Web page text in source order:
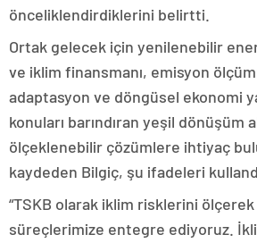
önceliklendirdiklerini belirtti.
Ortak gelecek için yenilenebilir
ve iklim finansmanı, emisyon
adaptasyon ve döngüsel ekonomi
konuları barındıran yeşil dönüşüm
ölçeklenebilir çözümlere ihtiyaç
kaydeden Bilgiç, şu ifadeleri
“TSKB olarak iklim risklerini
süreçlerimize entegre ediyoruz.